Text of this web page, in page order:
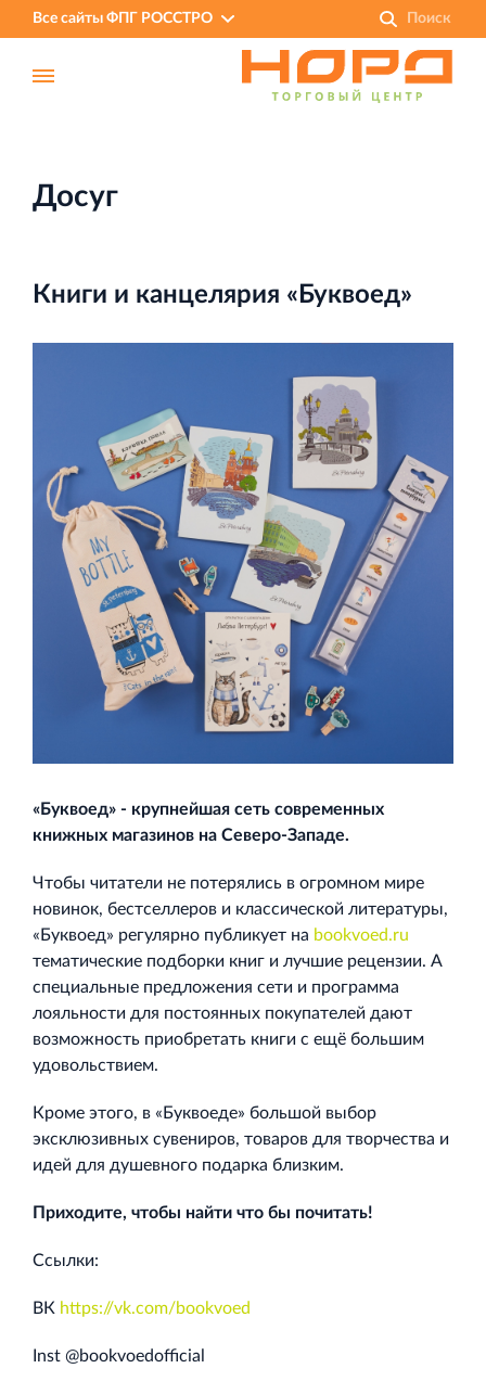
Все сайты ФПГ РОССТРО
Финансово‐промышленная группа РОССТРО
Аренда недвижимости в Санкт‐Петербурге
и Ленинградской области
Строительная система ROSSTRO‐VELOX
Несъёмная опалубка из щепоцементных плит
Научно‐исследовательский институт
ЛЕННИИПРОЕКТ
строительству
Торговый комплекс НОРД в Кингисеппе
Современный торговый комплекс в центре города
Досуг
Книги и канцелярия «Буквоед»
«Буквоед» - крупнейшая сеть современных
книжных магазинов на Северо-Западе.
Чтобы читатели не потерялись в огромном мире
новинок, бестселлеров и классической литературы,
«Буквоед» регулярно публикует на bookvoed.ru
тематические подборки книг и лучшие рецензии. А
специальные предложения сети и программа
лояльности для постоянных покупателей дают
возможность приобретать книги с ещё большим
удовольствием.
Кроме этого, в «Буквоеде» большой выбор
эксклюзивных сувениров, товаров для творчества и
идей для душевного подарка близким.
Приходите, чтобы найти что бы почитать!
Ссылки:
ВК https://vk.com/bookvoed
Inst @bookvoedofficial